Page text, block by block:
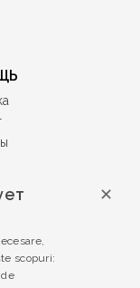
scopuri:
✕